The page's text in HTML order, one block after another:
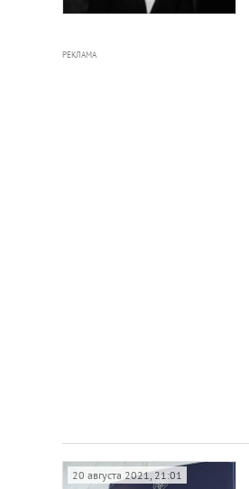
РЕКЛАМА
20 августа 2021, 21:01